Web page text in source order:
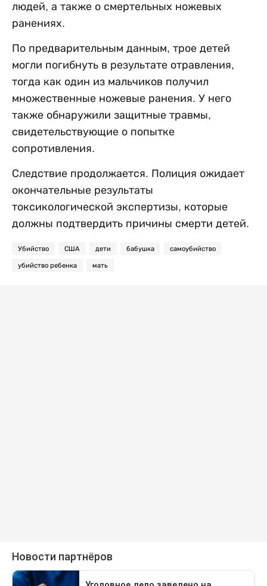
людей, а также о смертельных ножевых
ранениях.
По предварительным данным, трое детей
могли погибнуть в результате отравления,
тогда как один из мальчиков получил
множественные ножевые ранения. У него
также обнаружили защитные травмы,
свидетельствующие о попытке
сопротивления.
Следствие продолжается. Полиция ожидает
окончательные результаты
токсикологической экспертизы, которые
должны подтвердить причины смерти детей.
Убийство США дети бабушка самоубийство
убийство ребенка мать